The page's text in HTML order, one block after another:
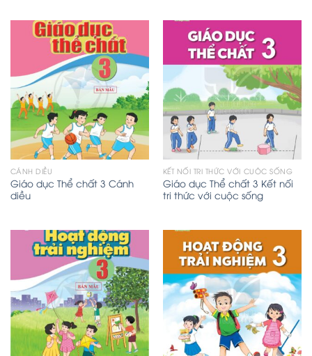
CÁNH DIỀU
Giáo dục Thể chất 3 Cánh
diều
KẾT NỐI TRI THỨC VỚI CUỘC SỐNG
Giáo dục Thể chất 3 Kết nối
tri thức với cuộc sống